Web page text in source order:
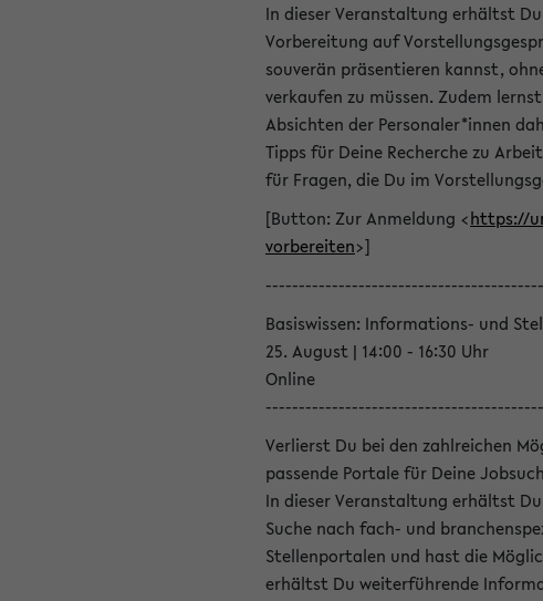
In dieser Veranstaltung erhältst
Vorbereitung auf
souverän präsentieren kannst,
verkaufen zu müssen. Zudem
Absichten der Personaler*innen
Tipps für Deine Recherche zu
für Fragen, die Du im
[Button: Zur Anmeldung <https://
vorbereiten>]
Basiswissen: Informations- und
25. August | 14:00 - 16:30 Uhr
Online
Verlierst Du bei den zahlreichen
passende Portale für Deine
In dieser Veranstaltung erhältst
Suche nach fach- und
Stellenportalen und hast die
erhältst Du weiterführende